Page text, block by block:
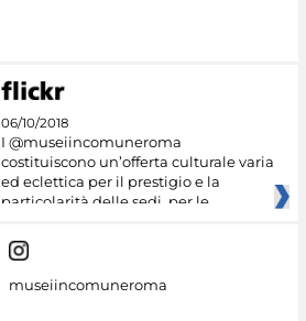
06/10/2018
I @museiincomuneroma
costituiscono un’offerta culturale varia
ed eclettica per il prestigio e la
particolarità delle sedi, per le
museiincomuneroma